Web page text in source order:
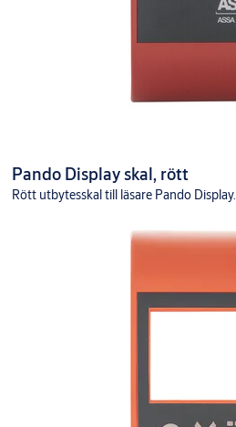
Pando Display skal, rött
Rött utbytesskal till läsare Pando Display.